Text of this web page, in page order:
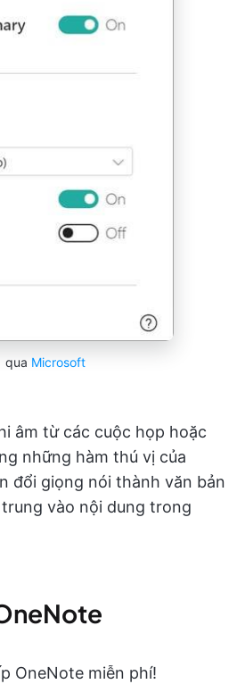
qua Microsoft
âm từ các cuộc họp hoặc
những hàm thú vị của
đổi giọng nói thành văn bản
vào nội dung trong
OneNote miễn phí!